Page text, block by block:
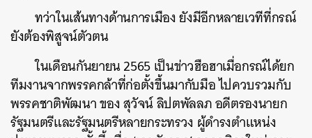
ทว่าในเส้นทางด้านการเมือง ยังมีอีกหลายเวทีที่กรณ์
ยังต้องพิสูจน์ตัวตน
ในเดือนกันยายน 2565 เป็นข่าวฮือฮาเมื่อกรณ์ได้ยก
ทีมงานจากพรรคกล้าที่ก่อตั้งขึ้นมากับมือ ไปควบรวมกับ
พรรคชาติพัฒนา ของ สุวัจน์ ลิปตพัลลภ อดีตรองนายก
รัฐมนตรีและรัฐมนตรีหลายกระทรวง ผู้ดำรงตำแหน่ง